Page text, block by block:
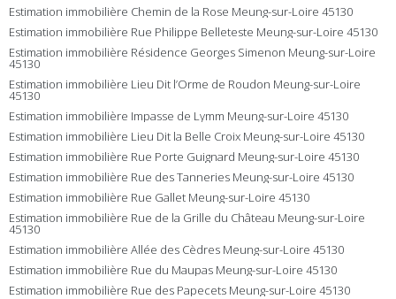
Estimation immobilière Chemin de la Rose Meung-sur-Loire 45130
Estimation immobilière Rue Philippe Belleteste Meung-sur-Loire 45130
Estimation immobilière Résidence Georges Simenon Meung-sur-Loire
45130
Estimation immobilière Lieu Dit l’Orme de Roudon Meung-sur-Loire
45130
Estimation immobilière Impasse de Lymm Meung-sur-Loire 45130
Estimation immobilière Lieu Dit la Belle Croix Meung-sur-Loire 45130
Estimation immobilière Rue Porte Guignard Meung-sur-Loire 45130
Estimation immobilière Rue des Tanneries Meung-sur-Loire 45130
Estimation immobilière Rue Gallet Meung-sur-Loire 45130
Estimation immobilière Rue de la Grille du Château Meung-sur-Loire
45130
Estimation immobilière Allée des Cèdres Meung-sur-Loire 45130
Estimation immobilière Rue du Maupas Meung-sur-Loire 45130
Estimation immobilière Rue des Papecets Meung-sur-Loire 45130